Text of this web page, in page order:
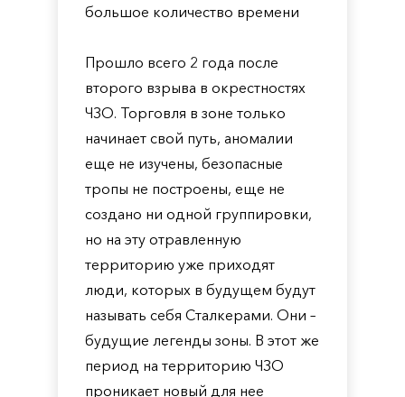
большое количество времени
Прошло всего 2 года после
второго взрыва в окрестностях
ЧЗО. Торговля в зоне только
начинает свой путь, аномалии
еще не изучены, безопасные
тропы не построены, еще не
создано ни одной группировки,
но на эту отравленную
территорию уже приходят
люди, которых в будущем будут
называть себя Сталкерами. Они –
будущие легенды зоны. В этот же
период на территорию ЧЗО
проникает новый для нее